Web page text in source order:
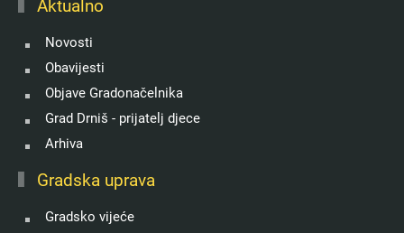
Aktualno
Novosti
Obavijesti
Objave Gradonačelnika
Grad Drniš - prijatelj djece
Arhiva
Gradska uprava
Gradsko vijeće